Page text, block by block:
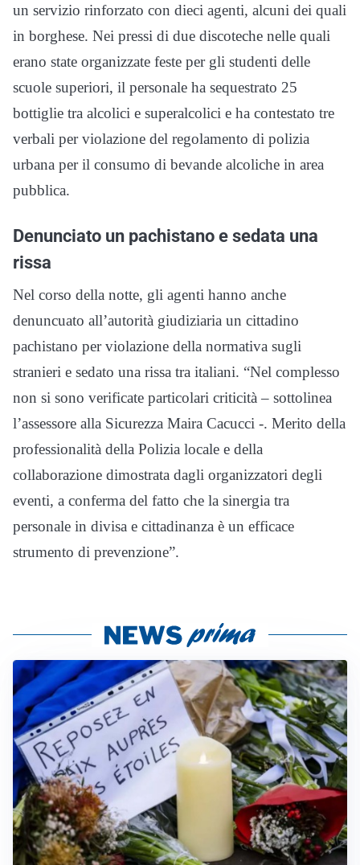
un servizio rinforzato con dieci agenti, alcuni dei quali
in borghese. Nei pressi di due discoteche nelle quali
erano state organizzate feste per gli studenti delle
scuole superiori, il personale ha sequestrato 25
bottiglie tra alcolici e superalcolici e ha contestato tre
verbali per violazione del regolamento di polizia
urbana per il consumo di bevande alcoliche in area
pubblica.
Denunciato un pachistano e sedata una
rissa
Nel corso della notte, gli agenti hanno anche
denuncuato all’autorità giudiziaria un cittadino
pachistano per violazione della normativa sugli
stranieri e sedato una rissa tra italiani. “Nel complesso
non si sono verificate particolari criticità – sottolinea
l’assessore alla Sicurezza Maira Cacucci -. Merito della
professionalità della Polizia locale e della
collaborazione dimostrata dagli organizzatori degli
eventi, a conferma del fatto che la sinergia tra
personale in divisa e cittadinanza è un efficace
strumento di prevenzione”.